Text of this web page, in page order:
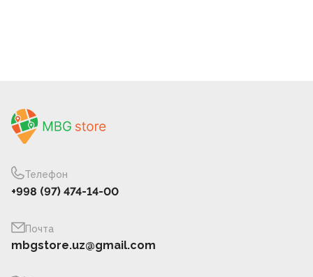
Телефон
+998 (97) 474-14-00
Почта
mbgstore.uz@gmail.com